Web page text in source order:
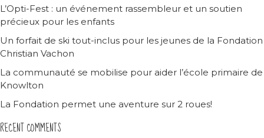
L’Opti-Fest : un événement rassembleur et un soutien
précieux pour les enfants
Un forfait de ski tout-inclus pour les jeunes de la Fondation
Christian Vachon
La communauté se mobilise pour aider l’école primaire de
Knowlton
La Fondation permet une aventure sur 2 roues!
RECENT COMMENTS